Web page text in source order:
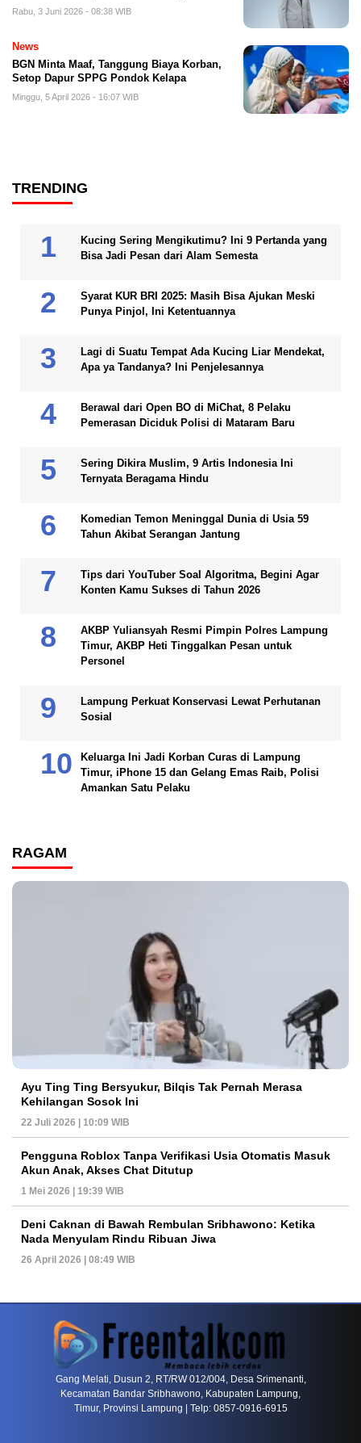
Rabu, 3 Juni 2026 - 08:38 WIB
News
BGN Minta Maaf, Tanggung Biaya Korban,
Setop Dapur SPPG Pondok Kelapa
Minggu, 5 April 2026 - 16:07 WIB
TRENDING
Kucing Sering Mengikutimu? Ini 9 Pertanda yang
Bisa Jadi Pesan dari Alam Semesta
Syarat KUR BRI 2025: Masih Bisa Ajukan Meski
Punya Pinjol, Ini Ketentuannya
Lagi di Suatu Tempat Ada Kucing Liar Mendekat,
Apa ya Tandanya? Ini Penjelesannya
Berawal dari Open BO di MiChat, 8 Pelaku
Pemerasan Diciduk Polisi di Mataram Baru
Sering Dikira Muslim, 9 Artis Indonesia Ini
Ternyata Beragama Hindu
Komedian Temon Meninggal Dunia di Usia 59
Tahun Akibat Serangan Jantung
Tips dari YouTuber Soal Algoritma, Begini Agar
Konten Kamu Sukses di Tahun 2026
AKBP Yuliansyah Resmi Pimpin Polres Lampung
Timur, AKBP Heti Tinggalkan Pesan untuk
Personel
Lampung Perkuat Konservasi Lewat Perhutanan
Sosial
Keluarga Ini Jadi Korban Curas di Lampung
Timur, iPhone 15 dan Gelang Emas Raib, Polisi
Amankan Satu Pelaku
RAGAM
Ayu Ting Ting Bersyukur, Bilqis Tak Pernah Merasa
Kehilangan Sosok Ini
22 Juli 2026 | 10:09 WIB
Pengguna Roblox Tanpa Verifikasi Usia Otomatis Masuk
Akun Anak, Akses Chat Ditutup
1 Mei 2026 | 19:39 WIB
Deni Caknan di Bawah Rembulan Sribhawono: Ketika
Nada Menyulam Rindu Ribuan Jiwa
26 April 2026 | 08:49 WIB
Gang Melati, Dusun 2, RT/RW 012/004, Desa Srimenanti,
Kecamatan Bandar Sribhawono, Kabupaten Lampung,
Timur, Provinsi Lampung | Telp: 0857-0916-6915